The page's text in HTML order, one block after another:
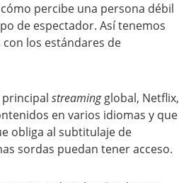
percibe una persona débil
de espectador. Así tenemos
los estándares de
streamingglobal, Netflix,
en varios idiomas y que
obliga al subtitulaje de
sordas puedan tener acceso.